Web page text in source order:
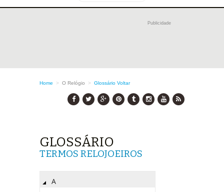
Publicidade
Home > O Relógio > Glossário Voltar
GLOSSÁRIO
TERMOS RELOJOEIROS
A